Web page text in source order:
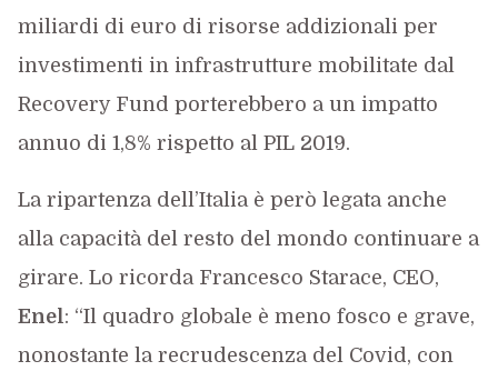
miliardi di euro di risorse addizionali per
investimenti in infrastrutture mobilitate dal
Recovery Fund porterebbero a un impatto
annuo di 1,8% rispetto al PIL 2019.
La ripartenza dell’Italia è però legata anche
alla capacità del resto del mondo continuare a
girare. Lo ricorda Francesco Starace, CEO,
Enel: “Il quadro globale è meno fosco e grave,
nonostante la recrudescenza del Covid, con